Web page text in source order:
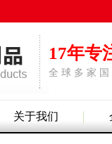
17年专
全 球 多 家
关于我们